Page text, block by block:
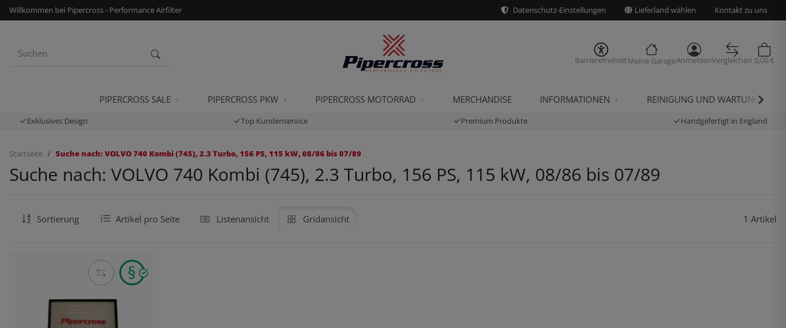
Willkommen bei Pipercross - Performance Airfilter Datenschutz-Einstellungen Lieferland wählen Kontakt zu uns
BarrierefreiheitMeine GarageAnmeldenVergleichen 0,00 €
PIPERCROSS SALE PIPERCROSS PKW PIPERCROSS MOTORRAD MERCHANDISE INFORMATIONEN REINIGUNG UND WARTUNG
Exklusives Design Top Kundenservice Premium Produkte Handgefertigt in England
Startseite Suche nach: VOLVO 740 Kombi (745), 2.3 Turbo, 156 PS, 115 kW, 08/86 bis 07/89
Suche nach: VOLVO 740 Kombi (745), 2.3 Turbo, 156 PS, 115 kW, 08/86 bis 07/89
Sortierung Artikel pro Seite Listenansicht Gridansicht 1 Artikel